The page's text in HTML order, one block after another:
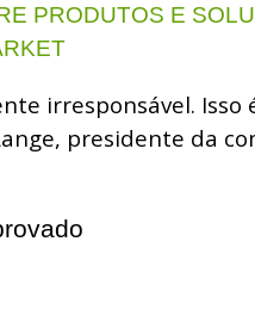
PRODUTOS E
irresponsável. Isso
presidente da